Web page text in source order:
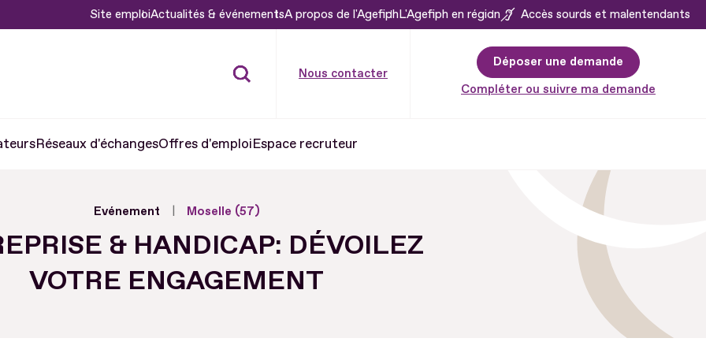
Site emploiActualités & événementsA propos de l'AgefiphL'Agefiph en région Accès sourds et malentendants
Nous contacter
Déposer une demande
Compléter ou suivre ma demande
Réseaux d'échangesOffres d'emploiEspace recruteur
Evénement Moselle (57)
& HANDICAP: DÉVOILEZ
VOTRE ENGAGEMENT